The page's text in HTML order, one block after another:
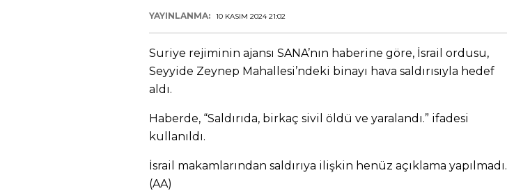
YAYINLANMA: 10 KASIM 2024 21:02
Suriye rejiminin ajansı SANA’nın haberine göre, İsrail ordusu,
Seyyide Zeynep Mahallesi’ndeki binayı hava saldırısıyla hedef
aldı.
Haberde, “Saldırıda, birkaç sivil öldü ve yaralandı.” ifadesi
kullanıldı.
İsrail makamlarından saldırıya ilişkin henüz açıklama yapılmadı.
(AA)